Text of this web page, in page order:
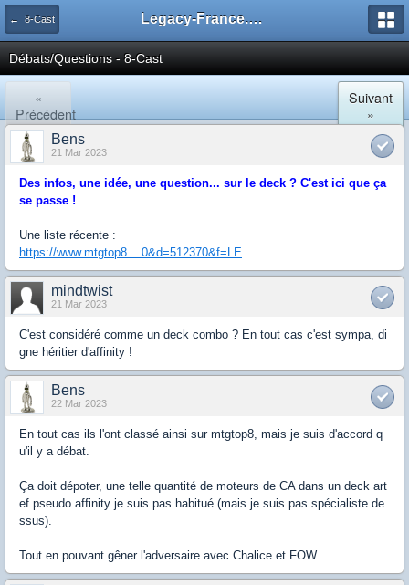
← 8-Cast Legacy-France.org - Forum
Débats/Questions - 8-Cast
«
Précédent
Suivant
»
Bens
21 Mar 2023
Des infos, une idée, une question... sur le deck ? C'est ici que ça
se passe !
Une liste récente :
https://www.mtgtop8....0&d=512370&f=LE
mindtwist
21 Mar 2023
C'est considéré comme un deck combo ? En tout cas c'est sympa, di
gne héritier d'affinity !
Bens
22 Mar 2023
En tout cas ils l'ont classé ainsi sur mtgtop8, mais je suis d'accord q
u'il y a débat.
Ça doit dépoter, une telle quantité de moteurs de CA dans un deck art
ef pseudo affinity je suis pas habitué (mais je suis pas spécialiste de
ssus).
Tout en pouvant gêner l'adversaire avec Chalice et FOW...